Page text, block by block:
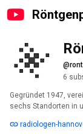
6
Gegründet 1947,
sechs Standorten in
radiologen-